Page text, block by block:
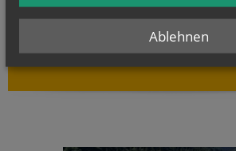
Wenn das Weizenkorn stirbt, bringt es reiche Frucht
Ablehnen